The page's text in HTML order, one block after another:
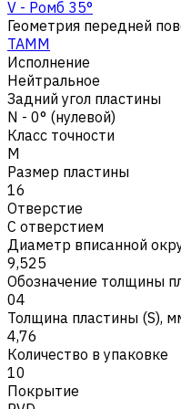
V - Ромб 35°
Геометрия передней
TAMM
Исполнение
Нейтральное
Задний угол пластины
N - 0° (нулевой)
Класс точности
M
Размер пластины
16
Отверстие
С отверстием
Диаметр вписанной
9,525
Обозначение толщины
04
Толщина пластины (S),
4,76
Количество в упаковке
10
Покрытие